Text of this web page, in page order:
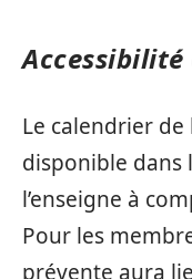
Le calendrier de
disponible dans
l’enseigne à
Pour les
prévente aura